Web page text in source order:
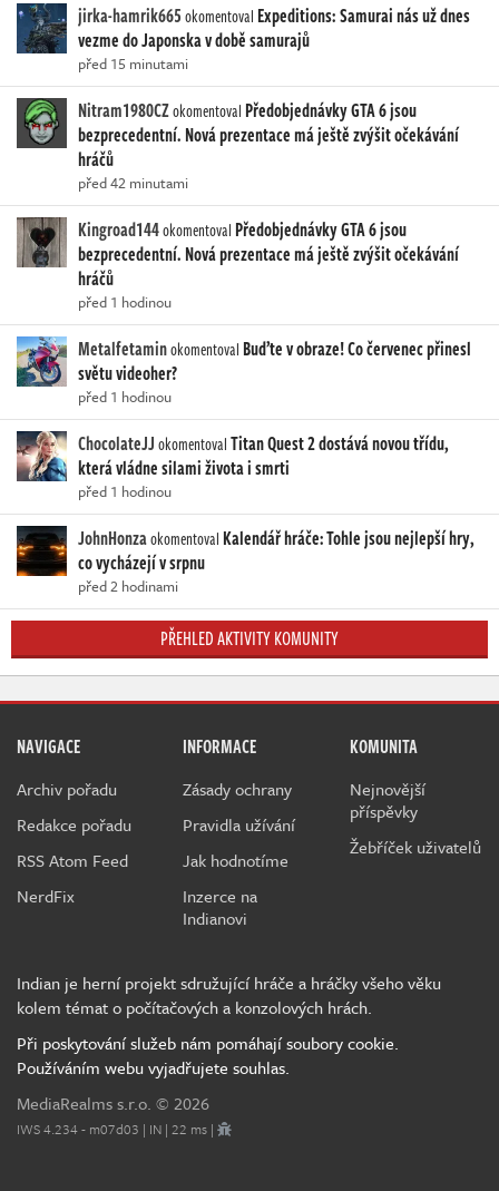
jirka-hamrik665okomentoval Expeditions: Samurai nás už dnes
vezme do Japonska v době samurajů
před 15 minutami
Nitram1980CZokomentoval Předobjednávky GTA 6 jsou
bezprecedentní. Nová prezentace má ještě zvýšit očekávání
hráčů
před 42 minutami
Kingroad144okomentoval Předobjednávky GTA 6 jsou
bezprecedentní. Nová prezentace má ještě zvýšit očekávání
hráčů
před 1 hodinou
Metalfetaminokomentoval Buďte v obraze! Co červenec přinesl
světu videoher?
před 1 hodinou
ChocolateJJokomentovalTitan Quest 2 dostává novou třídu,
která vládne silami života i smrti
před 1 hodinou
JohnHonzaokomentoval Kalendář hráče: Tohle jsou nejlepší hry,
co vycházejí v srpnu
před 2 hodinami
PŘEHLED AKTIVITY KOMUNITY
NAVIGACE
Archiv pořadu
Redakce pořadu
RSS Atom Feed
NerdFix
INFORMACE
Zásady ochrany
Pravidla užívání
Jak hodnotíme
Inzerce na
Indianovi
KOMUNITA
Nejnovější
příspěvky
Žebříček uživatelů
Indian je herní projekt sdružující hráče a hráčky všeho věku
kolem témat o počítačových a konzolových hrách.
Při poskytování služeb nám pomáhají soubory cookie.
Používáním webu vyjadřujete souhlas.
MediaRealms s.r.o. © 2026
IWS 4.234 - m07d03 | IN | 22 ms |